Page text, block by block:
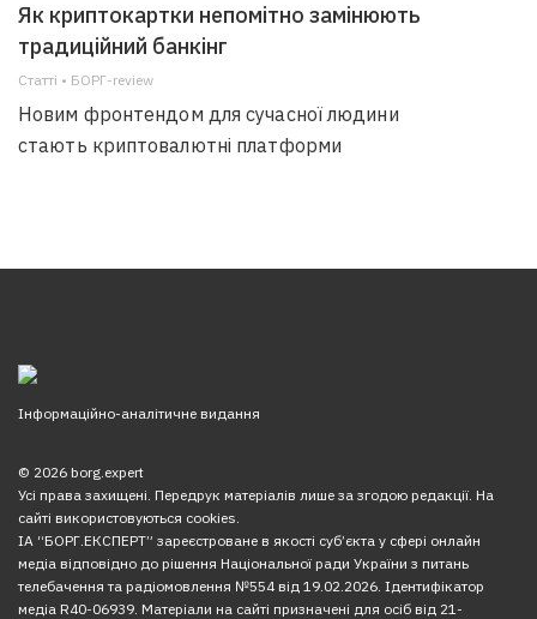
Як криптокартки непомітно замінюють
традиційний банкінг
Статті • БОРГ-review
Новим фронтендом для сучасної людини
стають криптовалютні платформи
Інформаційно-аналітичне видання
© 2026 borg.expert
Усі права захищені. Передрук матеріалів лише за згодою редакції. На
сайті використовуються cookies.
ІА “БОРГ.ЕКСПЕРТ” зареєстроване в якості суб’єкта у сфері онлайн
медіа відповідно до рішення Національної ради України з питань
телебачення та радіомовлення №554 від 19.02.2026. Ідентифікатор
медіа R40-06939. Матеріали на сайті призначені для осіб від 21-